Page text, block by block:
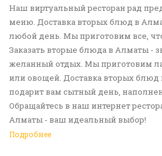
Наш виртуальный ресторан рад
меню. Доставка вторых блюд в
любой день. Мы приготовим все,
Заказать вторые блюда в Алматы -
желанный отдых. Мы приготовим
или овощей. Доставка вторых
подарит вам сытный день,
Обращайтесь в наш интернет
Алматы - ваш идеальный выбор!
Подробнее